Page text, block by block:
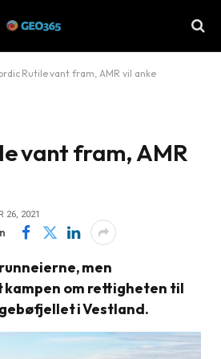
Rutile vant fram, AMR vil anke
vant fram, AMR
26, 2021
men
kampen om rettigheten til
i Vestland.